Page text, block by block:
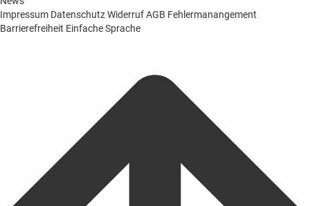
Impressum DatenschutzWiderrufAGB Fehlermanangement
Barrierefreiheit Einfache Sprache